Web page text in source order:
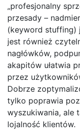
„profesjonalny
przesady –
(keyword stuffing)
jest również
nagłówków,
akapitów ułatwia
przez
Dobrze
tylko poprawia
wyszukiwania, ale
lojalność klientów.